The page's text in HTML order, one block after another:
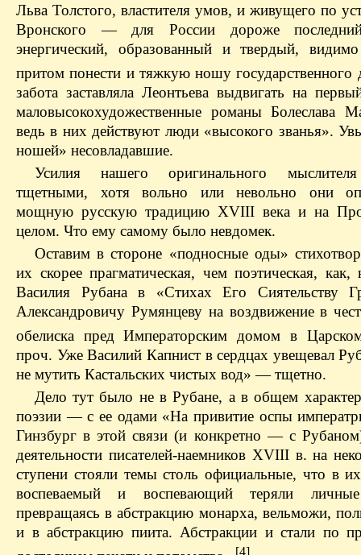
Льва Толстого, властителя умов, и живущего по
Вронского — для России дороже
энергический, образованный и твердый,
притом понести и тяжкую ношу государственного
забота заставляла Леонтьева выдвигать на
маловысокохудожественные романы Болеслава
ведь в них действуют люди «высокого званья».
ношей» несовладавшие.
Усилия нашего оригинального мыслителя
тщетными, хотя вольно или невольно они
мощную русскую традицию XVIII века и на
целом. Что ему самому было невдомек.
Оставим в стороне «подносные оды»
их скорее прагматическая, чем поэтическая,
Василия Рубана в «Стихах Его Сиятельству
Александровичу Румянцеву на воздвижение в
обелиска пред Императорским домом в
проч. Уже Василий Капнист в сердцах увещевал
не мутить Кастальских чистых вод» — тщетно.
Дело тут было не в Рубане, а в общем
поэзии — с ее одами «На привитие оспы
Гинзбург в этой связи (и конкретно — с
деятельности писателей-наемников XVIII в. на
ступени стояли темы столь официальные, что в
воспеваемый и воспевающий теряли
превращаясь в абстракцию монарха, вельможи,
и в абстракцию пиита. Абстракции и стали по
[4]